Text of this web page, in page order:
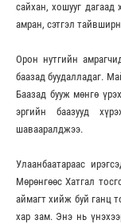
сайхан, хошууг
амран, сэтгэл
Орон нутгийн
баазад буудалладаг.
Баазад бууж мөнгө
эргийн баазууд
шавааралджээ.
Улаанбаатараас
Мөрөнгөөс Хатгал
аймагт хийж буй ганц
хар зам. Энэ нь